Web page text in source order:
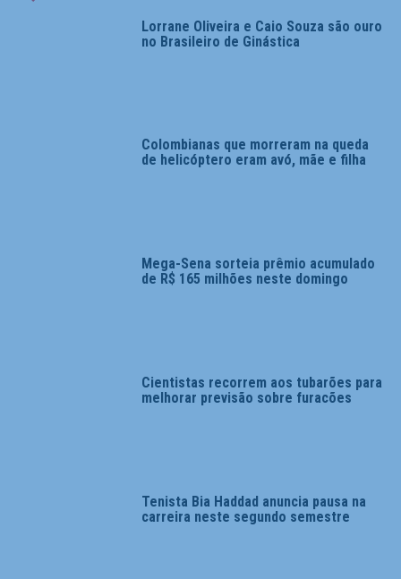
Lorrane Oliveira e Caio Souza são ouro
no Brasileiro de Ginástica
Colombianas que morreram na queda
de helicóptero eram avó, mãe e filha
Mega-Sena sorteia prêmio acumulado
de R$ 165 milhões neste domingo
Cientistas recorrem aos tubarões para
melhorar previsão sobre furacões
Tenista Bia Haddad anuncia pausa na
carreira neste segundo semestre